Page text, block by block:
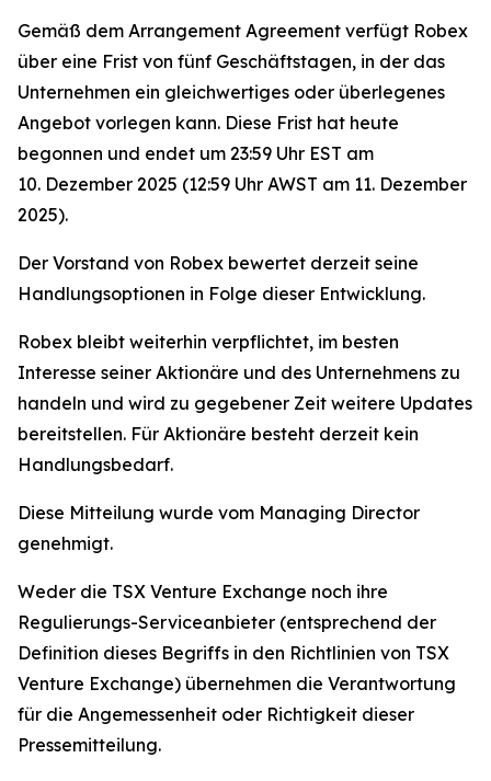
Gemäß dem Arrangement Agreement verfügt Robex
über eine Frist von fünf Geschäftstagen, in der das
Unternehmen ein gleichwertiges oder überlegenes
Angebot vorlegen kann. Diese Frist hat heute
begonnen und endet um 23:59 Uhr EST am
10. Dezember 2025 (12:59 Uhr AWST am 11. Dezember
2025).
Der Vorstand von Robex bewertet derzeit seine
Handlungsoptionen in Folge dieser Entwicklung.
Robex bleibt weiterhin verpflichtet, im besten
Interesse seiner Aktionäre und des Unternehmens zu
handeln und wird zu gegebener Zeit weitere Updates
bereitstellen. Für Aktionäre besteht derzeit kein
Handlungsbedarf.
Diese Mitteilung wurde vom Managing Director
genehmigt.
Weder die TSX Venture Exchange noch ihre
Regulierungs-Serviceanbieter (entsprechend der
Definition dieses Begriffs in den Richtlinien von TSX
Venture Exchange) übernehmen die Verantwortung
für die Angemessenheit oder Richtigkeit dieser
Pressemitteilung.